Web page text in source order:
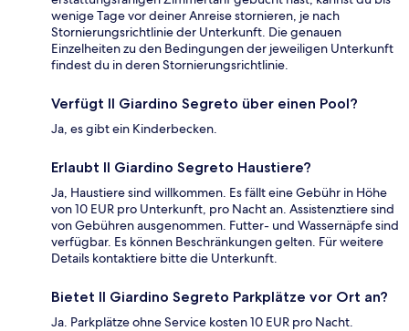
wenige Tage vor deiner Anreise stornieren, je nach
Stornierungsrichtlinie der Unterkunft. Die genauen
Einzelheiten zu den Bedingungen der jeweiligen Unterkunft
findest du in deren Stornierungsrichtlinie.
Verfügt Il Giardino Segreto über einen Pool?
Ja, es gibt ein Kinderbecken.
Erlaubt Il Giardino Segreto Haustiere?
Ja, Haustiere sind willkommen. Es fällt eine Gebühr in Höhe
von 10 EUR pro Unterkunft, pro Nacht an. Assistenztiere sind
von Gebühren ausgenommen. Futter- und Wassernäpfe sind
verfügbar. Es können Beschränkungen gelten. Für weitere
Details kontaktiere bitte die Unterkunft.
Bietet Il Giardino Segreto Parkplätze vor Ort an?
Ja. Parkplätze ohne Service kosten 10 EUR pro Nacht.